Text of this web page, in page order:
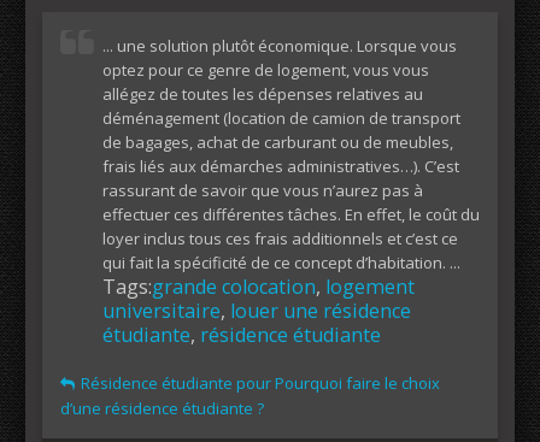
... une solution plutôt économique. Lorsque vous
optez pour ce genre de logement, vous vous
allégez de toutes les dépenses relatives au
déménagement (location de camion de transport
de bagages, achat de carburant ou de meubles,
frais liés aux démarches administratives…). C’est
rassurant de savoir que vous n’aurez pas à
effectuer ces différentes tâches. En effet, le coût du
loyer inclus tous ces frais additionnels et c’est ce
qui fait la spécificité de ce concept d’habitation. ...
Tags:grande colocation, logement
universitaire, louer une résidence
étudiante, résidence étudiante
Résidence étudiante pour Pourquoi faire le choix
d’une résidence étudiante ?